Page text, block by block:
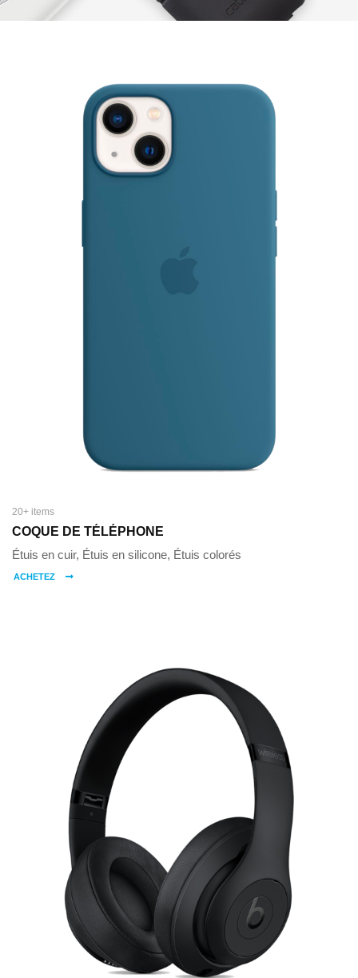
20+ items
COQUE DE TÉLÉPHONE
Étuis en cuir, Étuis en silicone, Étuis colorés
ACHETEZ